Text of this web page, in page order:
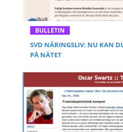
BULLETIN
SVD NÄRINGSLIV: NU KAN
PÅ NÄTET